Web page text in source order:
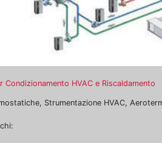
Condizionamento HVAC e Riscaldamento
Strumentazione HVAC,